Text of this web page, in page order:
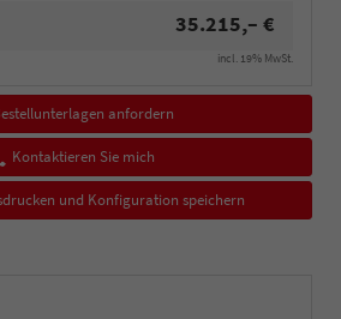
35.215,– €
incl. 19% MwSt.
anfordern
Kontaktieren Sie mich
und Konfiguration speichern